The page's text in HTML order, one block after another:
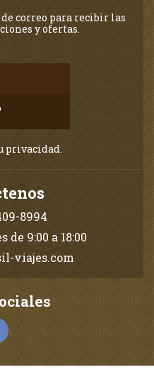
correo para recibir las
y ofertas.
privacidad.
8994
de 9:00 a 18:00
viajes.com